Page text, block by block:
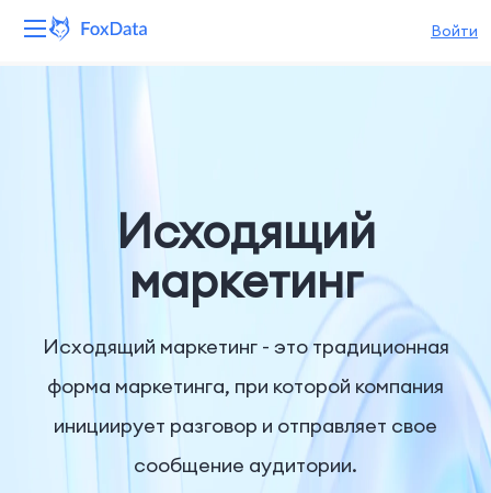
Войти
Решения
Ресурсы
Компания
Исходящий
маркетинг
Исходящий маркетинг - это традиционная
форма маркетинга, при которой компания
инициирует разговор и отправляет свое
сообщение аудитории.